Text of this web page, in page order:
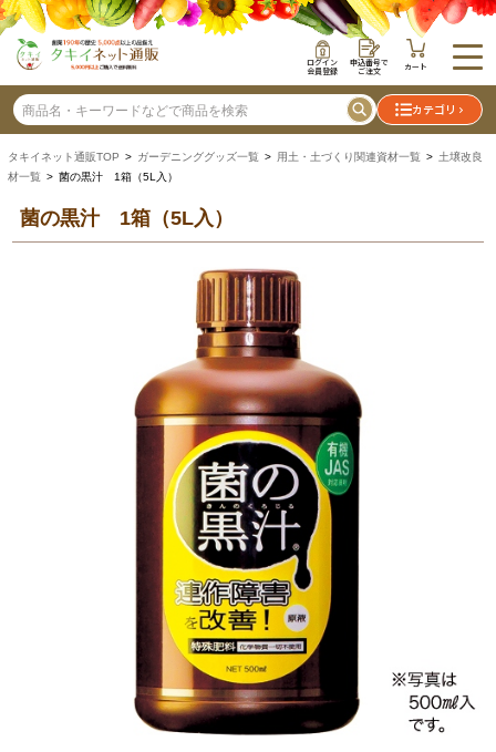
ログイン
会員登録
申込番号で
ご注文 カート
カテゴリ
タキイネット通販TOP > ガーデニンググッズ一覧 > 用土・土づくり関連資材一覧 > 土壌改良
材一覧 > 菌の黒汁 1箱（5L入）
菌の黒汁 1箱（5L入）